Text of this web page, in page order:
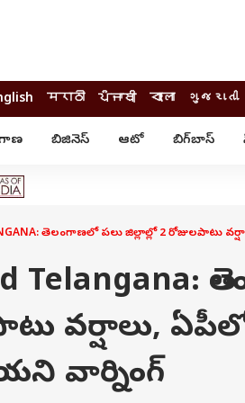
मराठी ਪੰਜਾਬੀ বাংলা ગુજરાતી
బిజినెస్ ఆటో బిగ్‌బాస్
ఆట
క్రికెట్
ఐపీఎల్
యువ
ఎడ్యుకేషన్
తెలంగాణలో పలు జిల్లాల్లో 2 రోజులపాటు
Telangana:
వర్షాలు,
వార్నింగ్